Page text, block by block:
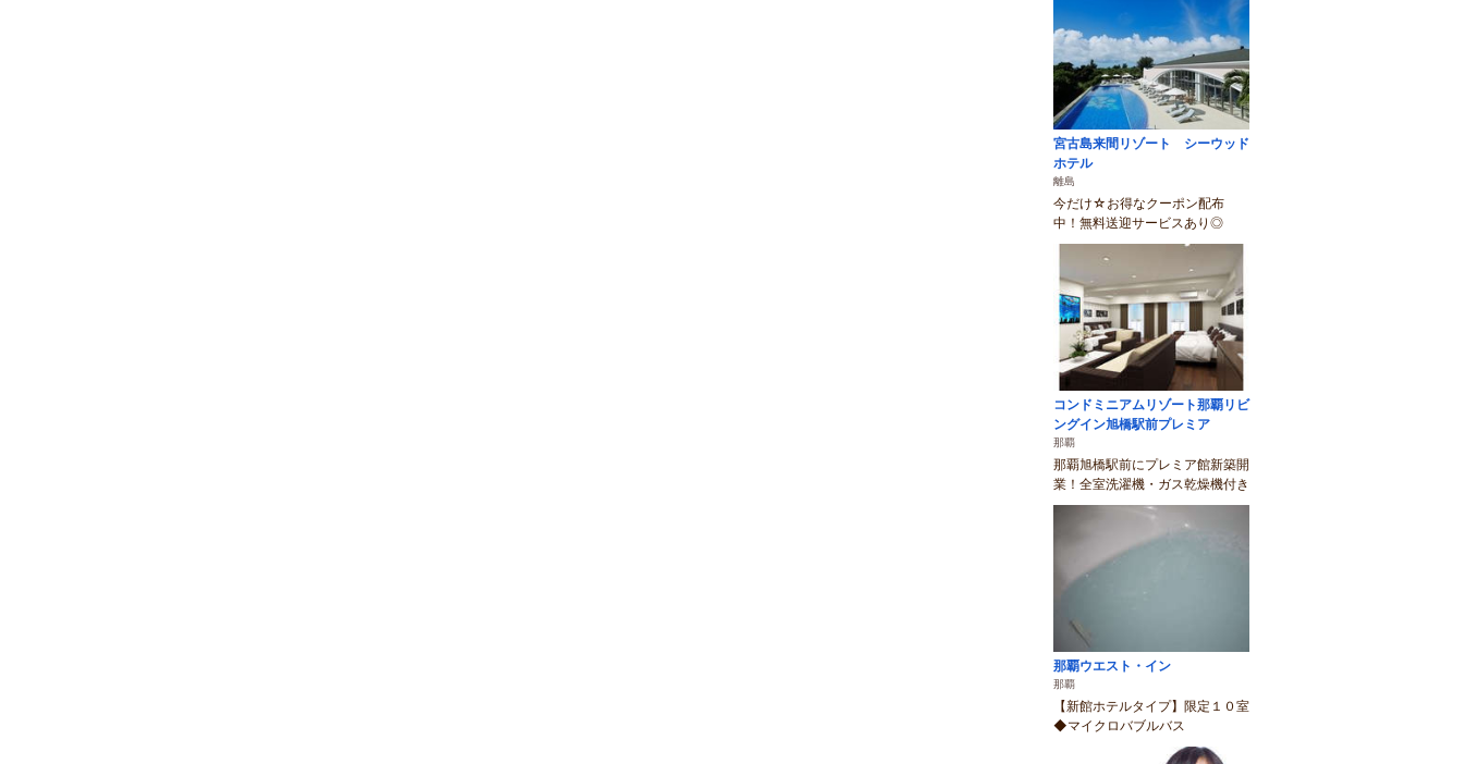
宮古島来間リゾート シーウッド
ホテル
離島
今だけ☆お得なクーポン配布
中！無料送迎サービスあり◎
コンドミニアムリゾート那覇リビ
ングイン旭橋駅前プレミア
那覇
那覇旭橋駅前にプレミア館新築開
業！全室洗濯機・ガス乾燥機付き
那覇ウエスト・イン
那覇
【新館ホテルタイプ】限定１０室
◆マイクロバブルバス